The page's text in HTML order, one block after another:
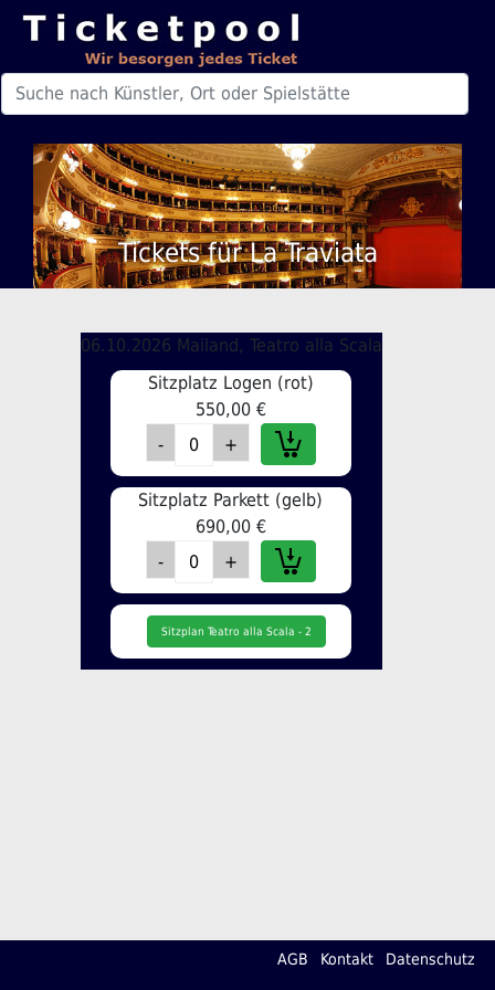
Tickets für La Traviata
06.10.2026 Mailand, Teatro alla Scala
Sitzplatz Logen (rot)
550,00 €
Sitzplatz Parkett (gelb)
690,00 €
Sitzplan Teatro alla Scala - 2
AGB Kontakt Datenschutz